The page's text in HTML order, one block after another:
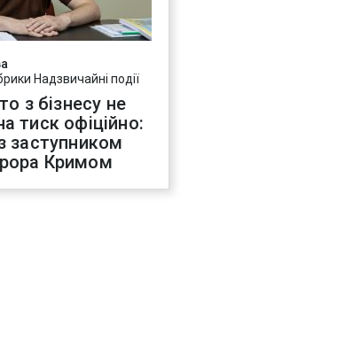
Надзвичайні події
з бізнесу не
тиск офіційно:
заступником
Кримом